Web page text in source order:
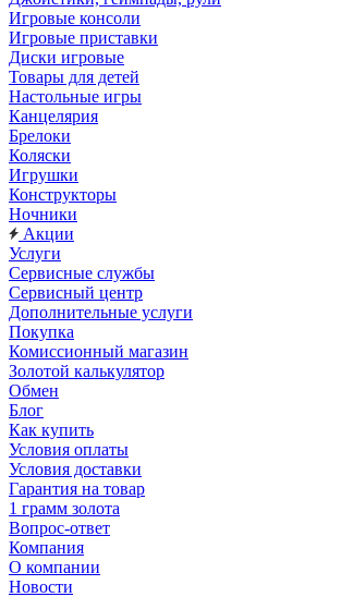
Игровые консоли
Игровые приставки
Диски игровые
Товары для детей
Настольные игры
Канцелярия
Брелоки
Коляски
Игрушки
Конструкторы
Ночники
Акции
Услуги
Сервисные службы
Сервисный центр
Дополнительные услуги
Покупка
Комиссионный магазин
Золотой калькулятор
Обмен
Блог
Как купить
Условия оплаты
Условия доставки
Гарантия на товар
1 грамм золота
Вопрос-ответ
Компания
О компании
Новости